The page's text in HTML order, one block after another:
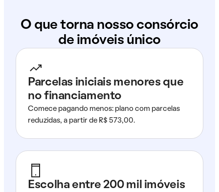
O que torna nosso consórcio
de imóveis único
Parcelas iniciais menores que
no financiamento
Comece pagando menos: plano com parcelas
reduzidas, a partir de R$ 573,00.
Escolha entre 200 mil imóveis